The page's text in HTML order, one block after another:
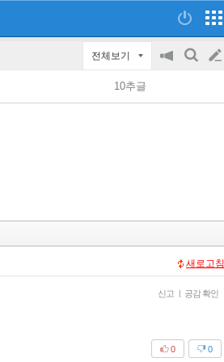
전체보기
공
on/off
검
글
쓰
10추글
새로고침
신고 | 공감 확인
0
0